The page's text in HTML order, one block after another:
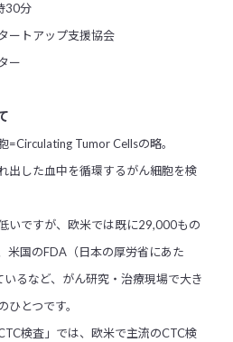
30分
ートアップ支援協会
ー
=Circulating Tumor Cellsの略。
出した血中を循環するがん細胞を検
いですが、欧米では既に29,000もの
米国のFDA（日本の厚労省にあた
るなど、がん研究・治療現場で大き
とつです。
検査」では、欧米で主流のCTC検